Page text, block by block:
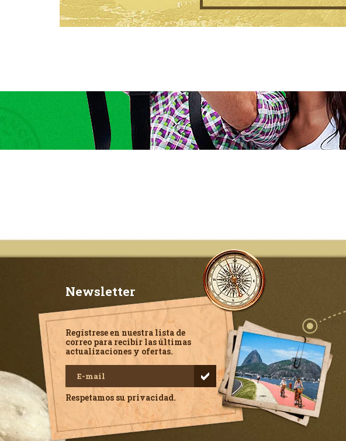
Newsletter
Regístrese en nuestra lista de
correo para recibir las últimas
actualizaciones y ofertas.
Respetamos su privacidad.